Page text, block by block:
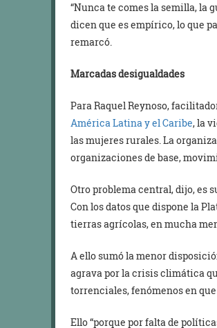
“Nunca te comes la semilla, la
dicen que es empírico, lo que
remarcó.
Marcadas desigualdades
Para Raquel Reynoso,
América Latina y el Caribe, la
las mujeres rurales. La
organizaciones de base,
Otro problema central, dijo, es
Con los datos que dispone la
tierras agrícolas, en mucha
A ello sumó la menor
agrava por la crisis climática
torrenciales, fenómenos en
Ello “porque por falta de